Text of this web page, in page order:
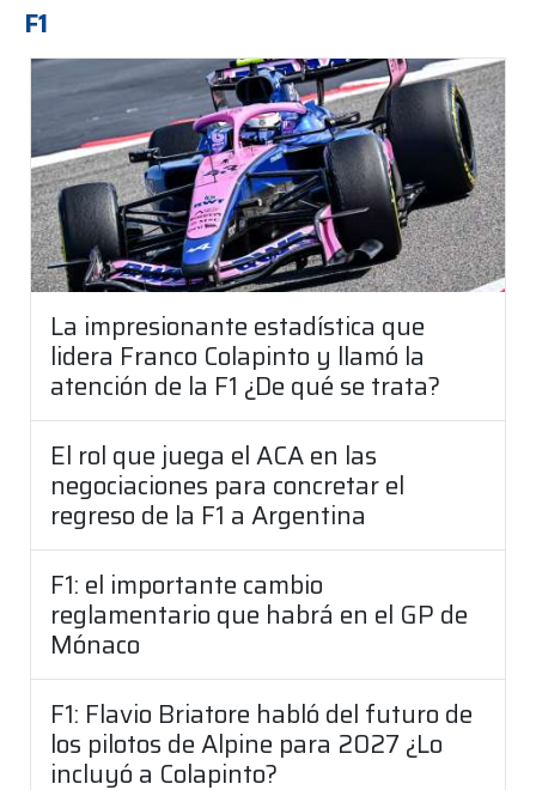
F1
La impresionante estadística que
lidera Franco Colapinto y llamó la
atención de la F1 ¿De qué se trata?
El rol que juega el ACA en las
negociaciones para concretar el
regreso de la F1 a Argentina
F1: el importante cambio
reglamentario que habrá en el GP de
Mónaco
F1: Flavio Briatore habló del futuro de
los pilotos de Alpine para 2027 ¿Lo
incluyó a Colapinto?